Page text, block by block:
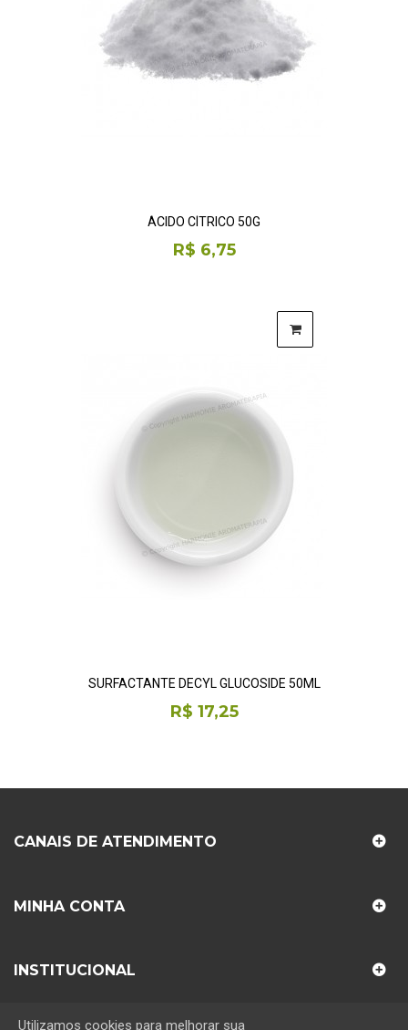
ÁCIDO CÍTRICO 50G
R$ 6,75
SURFACTANTE DECYL GLUCOSIDE 50ML
R$ 17,25
CANAIS DE ATENDIMENTO
MINHA CONTA
INSTITUCIONAL
Utilizamos cookies para melhorar sua